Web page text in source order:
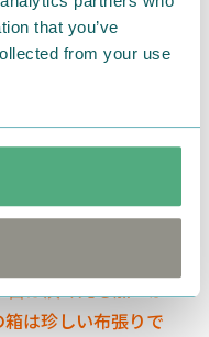
that you’ve
from your use
トたちが。スリーブ
っぽいデザインが
は渋く光る加工が
は珍しい布張りで